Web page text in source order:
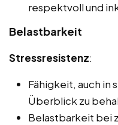
respektvoll und
Belastbarkeit
Stressresistenz:
Fähigkeit, auch in
Überblick zu
Belastbarkeit bei